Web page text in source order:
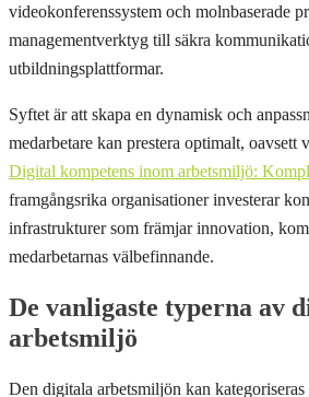
videokonferenssystem och molnbaserade
managementverktyg till säkra
utbildningsplattformar.
Syftet är att skapa en dynamisk och
medarbetare kan prestera optimalt, oavsett
Digital kompetens inom arbetsmiljö:
framgångsrika organisationer investerar
infrastrukturer som främjar innovation,
medarbetarnas välbefinnande.
De vanligaste typerna av
arbetsmiljö
Den digitala arbetsmiljön kan